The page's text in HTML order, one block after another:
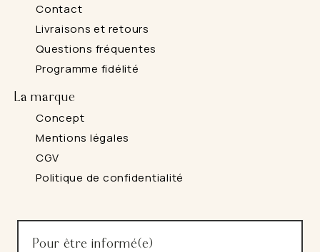
Contact
Livraisons et retours
Questions fréquentes
Programme fidélité
La marque
Concept
Mentions légales
CGV
Politique de confidentialité
Pour être informé(e)